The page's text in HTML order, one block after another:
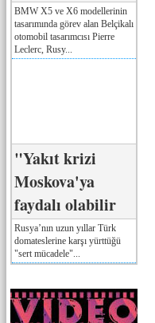
BMW X5 ve X6 modellerinin
tasarımında görev alan Belçikalı
otomobil tasarımcısı Pierre
Leclerc, Rusy...
"Yakıt krizi
Moskova'ya
faydalı olabilir
Rusya’nın uzun yıllar Türk
domateslerine karşı yürttüğü
"sert mücadele"...